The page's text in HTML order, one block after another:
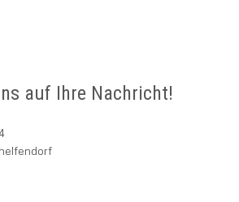
auf Ihre Nachricht!